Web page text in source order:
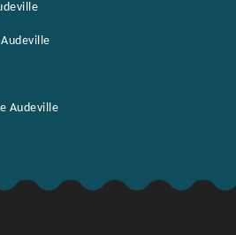
Audeville